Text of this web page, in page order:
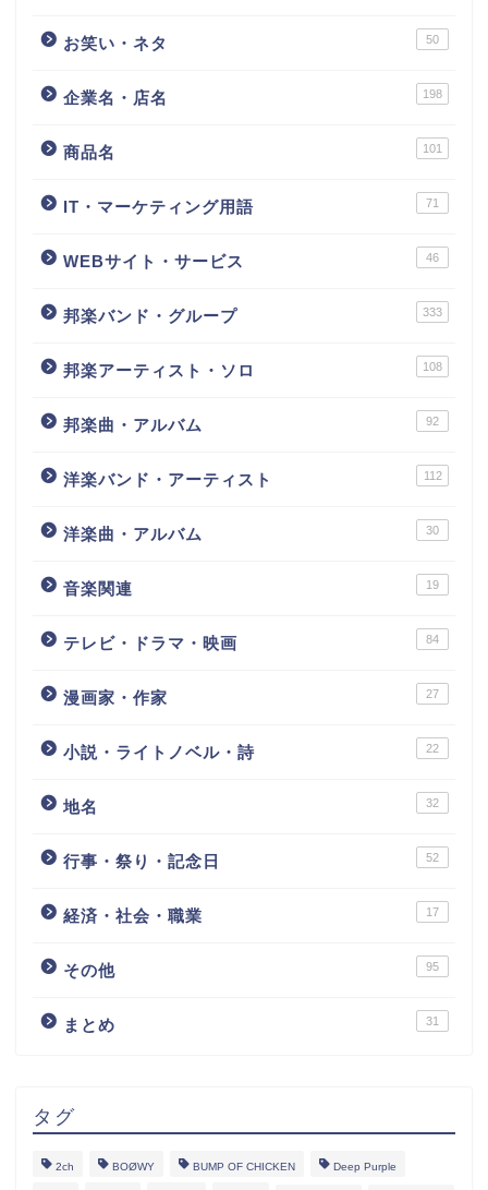
お笑い・ネタ 50
企業名・店名 198
商品名 101
IT・マーケティング用語 71
WEBサイト・サービス 46
邦楽バンド・グループ 333
邦楽アーティスト・ソロ 108
邦楽曲・アルバム 92
洋楽バンド・アーティスト 112
洋楽曲・アルバム 30
音楽関連 19
テレビ・ドラマ・映画 84
漫画家・作家 27
小説・ライトノベル・詩 22
地名 32
行事・祭り・記念日 52
経済・社会・職業 17
その他 95
まとめ 31
タグ
2ch BOØWY BUMP OF CHICKEN Deep Purple